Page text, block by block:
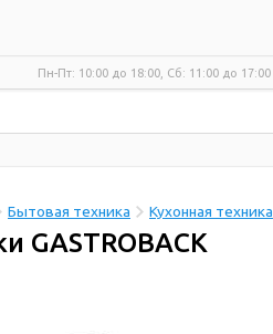
Пн-Пт: 10:00 до 18:00, Сб: 11:00 до 17:00
Бытовая техника Кухонная техника
GASTROBACK